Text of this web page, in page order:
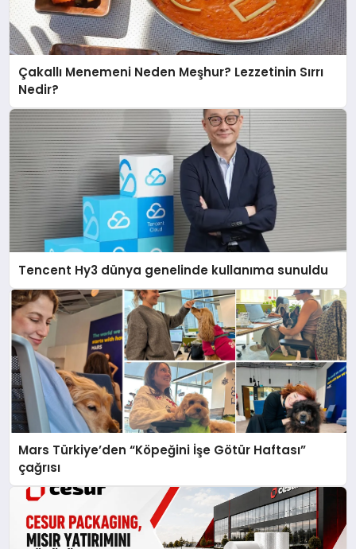
Çakallı Menemeni Neden Meşhur? Lezzetinin Sırrı
Nedir?
Tencent Hy3 dünya genelinde kullanıma sunuldu
Mars Türkiye’den “Köpeğini İşe Götür Haftası”
çağrısı